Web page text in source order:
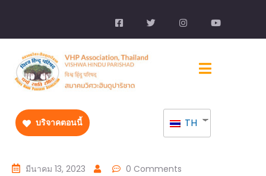
บริจาคตอนนี้ TH
มีนาคม 13, 2023 0 Comments